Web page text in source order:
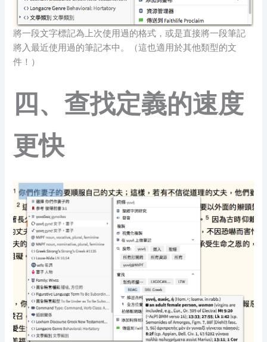
將一段文字標記為上次使用過的格式，或是直接將一段筆記
將入最近使用過的筆記本中。（這也適用於其他類型的文
件！）
四、查找定義的速度
更快